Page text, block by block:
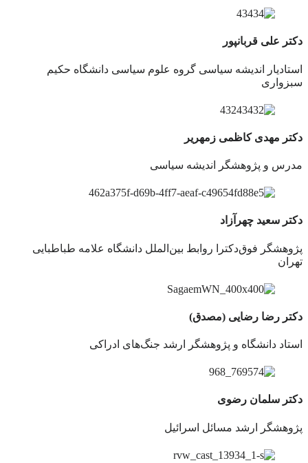
دکتر علی قربانپور
استادیار اندیشه سیاسی گروه علوم سیاسی دانشگاه حکیم
سبزواری
دکتر مهدی کاظمی زمهریر
مدرس و پژوهشگر اندیشه سیاسی
دکتر سعید چهرآزاد
پژوهشگر فوق‌دکترا روابط بین‌الملل دانشگاه علامه طباطبایی
تهران
دکتر رضا رضایی (مصدق)
استاد دانشگاه و پژوهشگر ارشد جنگ‌های ادراکی
دکتر سلمان رضوی
پژوهشگر ارشد مسائل اسرائیل